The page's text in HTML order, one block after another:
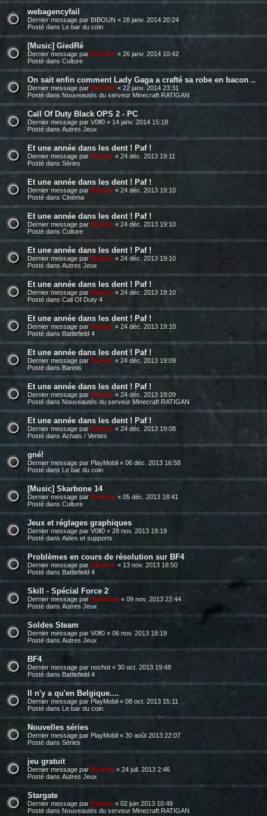
webagencyfail
Dernier message par BIBOUN « 28 janv. 2014 20:24
Posté dans Le bar du coin
[Music] GiedRé
Dernier message par Décalco « 26 janv. 2014 10:42
Posté dans Culture
On sait enfin comment Lady Gaga a crafté sa robe en bacon ..
Dernier message par Décalco « 22 janv. 2014 23:31
Posté dans Nouveautés du serveur Minecraft RATIGAN
Call Of Duty Black OPS 2 - PC
Dernier message par V0lf0 « 14 janv. 2014 15:18
Posté dans Autres Jeux
Et une année dans les dent ! Paf !
Dernier message par Django « 24 déc. 2013 19:11
Posté dans Séries
Et une année dans les dent ! Paf !
Dernier message par Django « 24 déc. 2013 19:10
Posté dans Cinéma
Et une année dans les dent ! Paf !
Dernier message par Django « 24 déc. 2013 19:10
Posté dans Culture
Et une année dans les dent ! Paf !
Dernier message par Django « 24 déc. 2013 19:10
Posté dans Autres Jeux
Et une année dans les dent ! Paf !
Dernier message par Django « 24 déc. 2013 19:10
Posté dans Call Of Duty 4
Et une année dans les dent ! Paf !
Dernier message par Django « 24 déc. 2013 19:10
Posté dans Battlefield 4
Et une année dans les dent ! Paf !
Dernier message par Django « 24 déc. 2013 19:09
Posté dans Bannis
Et une année dans les dent ! Paf !
Dernier message par Django « 24 déc. 2013 19:09
Posté dans Nouveautés du serveur Minecraft RATIGAN
Et une année dans les dent ! Paf !
Dernier message par Django « 24 déc. 2013 19:08
Posté dans Achats / Ventes
gné!
Dernier message par PlayMobil « 06 déc. 2013 16:58
Posté dans Le bar du coin
[Music] Skarbone 14
Dernier message par Décalco « 05 déc. 2013 18:41
Posté dans Culture
Jeux et réglages graphiques
Dernier message par V0lf0 « 28 nov. 2013 19:19
Posté dans Aides et supports
Problèmes en cours de résolution sur BF4
Dernier message par Décalco « 13 nov. 2013 18:50
Posté dans Battlefield 4
Skill - Spécial Force 2
Dernier message par maserlok « 09 nov. 2013 22:44
Posté dans Autres Jeux
Soldes Steam
Dernier message par V0lf0 « 06 nov. 2013 18:19
Posté dans Autres Jeux
BF4
Dernier message par nochot « 30 oct. 2013 19:48
Posté dans Battlefield 4
Il n'y a qu'en Belgique....
Dernier message par PlayMobil « 08 oct. 2013 15:11
Posté dans Le bar du coin
Nouvelles séries
Dernier message par PlayMobil « 30 août 2013 22:07
Posté dans Séries
jeu gratuit
Dernier message par Beckoo « 24 juil. 2013 2:46
Posté dans Autres Jeux
Stargate
Dernier message par Django « 02 juin 2013 10:49
Posté dans Nouveautés du serveur Minecraft RATIGAN